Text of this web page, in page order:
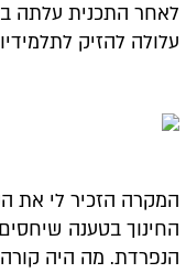
לאחר התכנית עלתה
עלולה להזיק
המקרה הזכיר לי את
החינוך בטענה
הנפרדת. מה היה